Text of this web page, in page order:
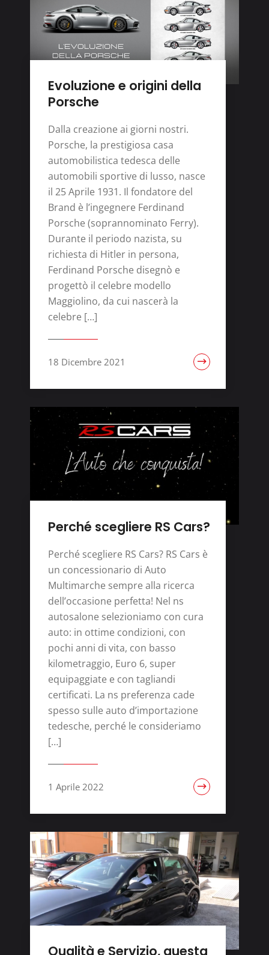
Evoluzione e origini della
Porsche
Dalla creazione ai giorni nostri.
Porsche, la prestigiosa casa
automobilistica tedesca delle
automobili sportive di lusso, nasce
il 25 Aprile 1931. Il fondatore del
Brand è l’ingegnere Ferdinand
Porsche (soprannominato Ferry).
Durante il periodo nazista, su
richiesta di Hitler in persona,
Ferdinand Porsche disegnò e
progettò il celebre modello
Maggiolino, da cui nascerà la
celebre […]
18 Dicembre 2021
Perché scegliere RS Cars?
Perché scegliere RS Cars? RS Cars è
un concessionario di Auto
Multimarche sempre alla ricerca
dell’occasione perfetta! Nel ns
autosalone selezioniamo con cura
auto: in ottime condizioni, con
pochi anni di vita, con basso
kilometraggio, Euro 6, super
equipaggiate e con tagliandi
certificati. La ns preferenza cade
spesso sulle auto d’importazione
tedesche, perché le consideriamo
[…]
1 Aprile 2022
Qualità e Servizio, questa